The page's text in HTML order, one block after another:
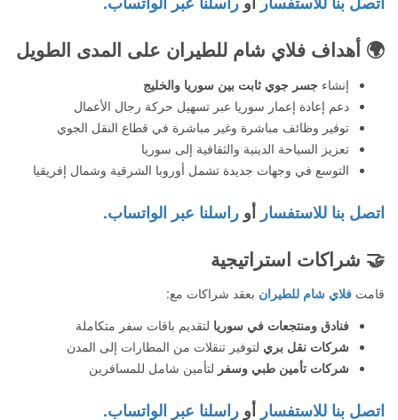
🌍 أهداف فلاي شام للطيران على المدى الطويل
إنشاء جسر جوي ثابت بين سوريا والخليج
دعم إعادة إعمار سوريا عبر تسهيل حركة رجال الأعمال
توفير وظائف مباشرة وغير مباشرة في قطاع النقل الجوي
تعزيز السياحة الدينية والثقافية إلى سوريا
التوسع في وجهات جديدة تشمل أوروبا الشرقية وشمال إفريقيا
اتصل بنا للاستفسار أو راسلنا عبر الواتساب.
🤝 شراكات استراتيجية
قامت فلاي شام للطيران بعقد شراكات مع:
فنادق ومنتجعات في سوريا لتقديم باقات سفر متكاملة
شركات نقل بري لتوفير تنقلات من المطارات إلى المدن
شركات تأمين طبي وسفر لتأمين شامل للمسافرين
اتصل بنا للاستفسار أو راسلنا عبر الواتساب.